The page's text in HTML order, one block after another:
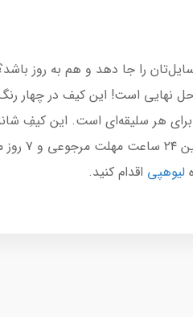
را جا دهد و هم به روز
نهایی است! این کیف در
هر سلیقه‌ای است. این کیفِ
راحت به
لیوهپی اقدام کنید.